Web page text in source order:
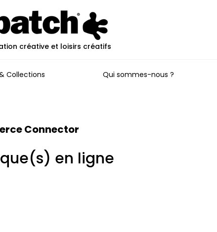
créative et loisirs créatifs
Collections Qui sommes-nous ?
Connector
en ligne